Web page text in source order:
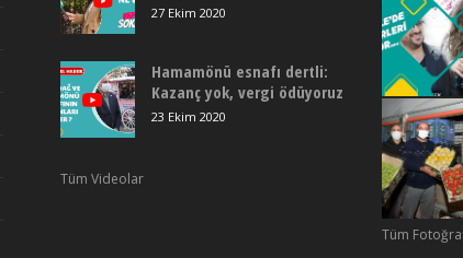
27 Ekim 2020
Hamamönü esnafı dertli:
Kazanç yok, vergi ödüyoruz
23 Ekim 2020
Tüm Videolar
Tüm